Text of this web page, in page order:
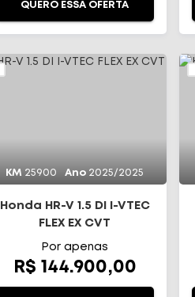
QUERO ESSA OFERTA
KM 25900 Ano 2025/2025
Honda HR-V 1.5 DI I-VTEC
FLEX EX CVT
Por apenas
R$ 144.900,00